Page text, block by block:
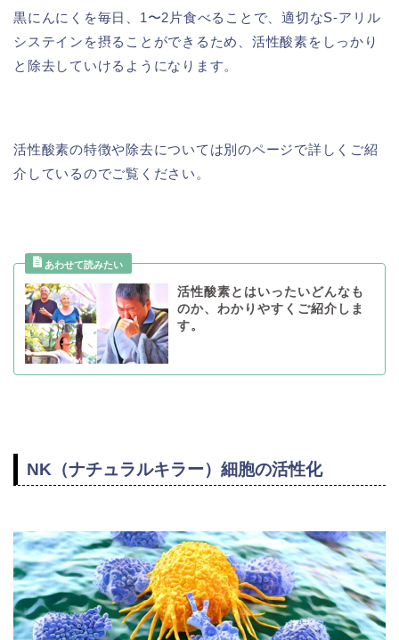
黒にんにくを毎日、1〜2片食べることで、適切なS-アリル
システインを摂ることができるため、活性酸素をしっかり
と除去していけるようになります。
活性酸素の特徴や除去については別のページで詳しくご紹
介しているのでご覧ください。
活性酸素とはいったいどんなも
のか、わかりやすくご紹介しま
す。
NK（ナチュラルキラー）細胞の活性化